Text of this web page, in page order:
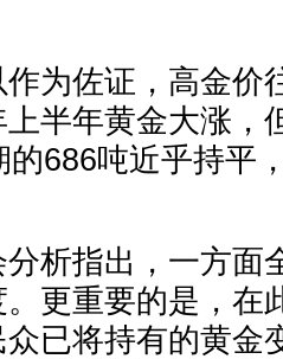
佐证，高金价
半年黄金大涨，
的686吨近乎持平
指出，一方面
更重要的是，在
已将持有的黄金